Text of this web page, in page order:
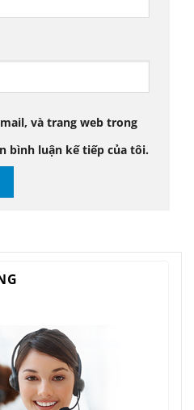
và trang web trong
bình luận kế tiếp của tôi.